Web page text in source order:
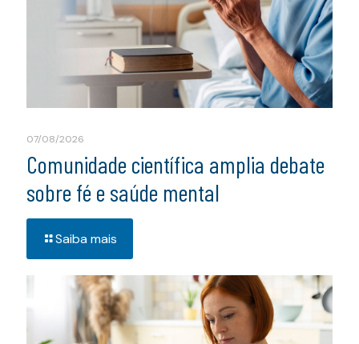
07/08/2026
Comunidade científica amplia debate
sobre fé e saúde mental
Saiba mais